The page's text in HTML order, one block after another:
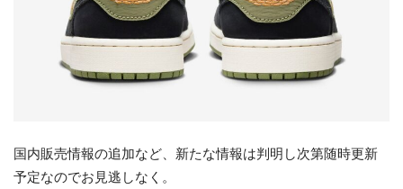
国内販売情報の追加など、新たな情報は判明し次第随時更新
予定なのでお見逃しなく。